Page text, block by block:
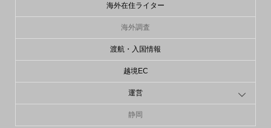
海外在住ライター
海外調査
渡航・入国情報
越境EC
運営
静岡